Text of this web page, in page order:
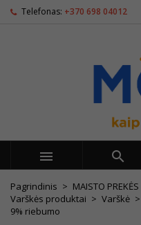
Telefonas: +370 698 04012
 
Pagrindinis MAISTO PREKĖS
Varškės produktai
Varškė
9% riebumo